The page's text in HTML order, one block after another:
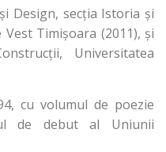
Design, secţia Istoria şi
Timişoara (2011), şi
Universitatea
cu volumul de poezie
de debut al Uniunii